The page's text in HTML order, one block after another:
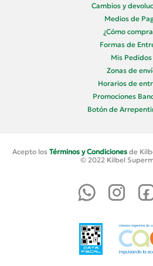
Cambios y
Medios de
¿Cómo
Formas de
Mis Pedidos
Zonas de
Horarios de
Promociones
Botón de
Acepto los Términos y Condiciones de
© 2022 Kilbel